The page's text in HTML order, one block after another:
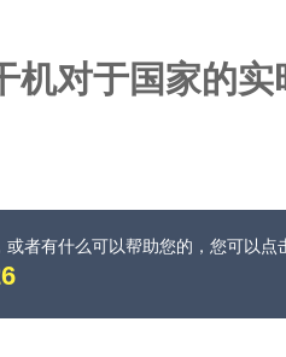
机对于国家的实
者有什么可以帮助您的，您可以点